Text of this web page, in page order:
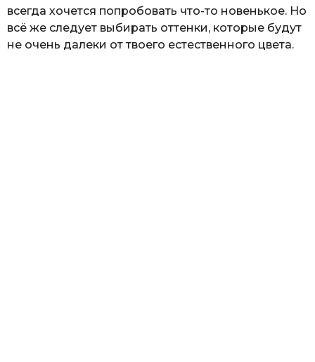
всегда хочется попробовать что-то новенькое. Но
всё же следует выбирать оттенки, которые будут
не очень далеки от твоего естественного цвета.